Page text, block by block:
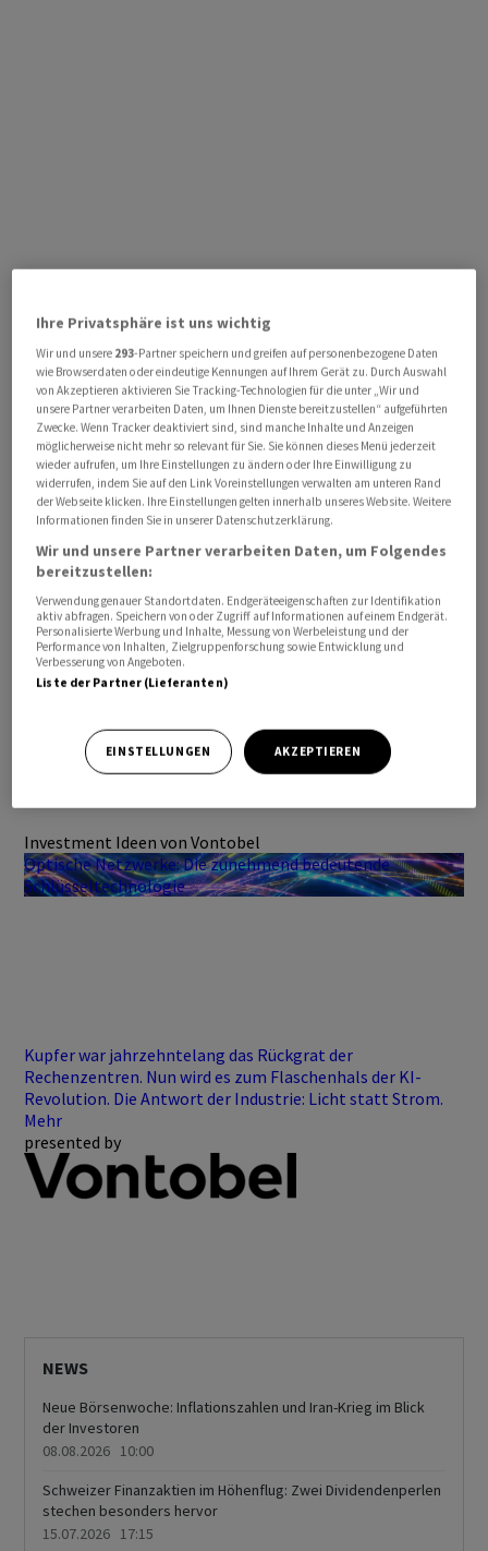
Investment Ideen von Vontobel
Optische Netzwerke: Die zunehmend bedeutende
Schlüsseltechnologie
Kupfer war jahrzehntelang das Rückgrat der
Rechenzentren. Nun wird es zum Flaschenhals der KI-
Revolution. Die Antwort der Industrie: Licht statt Strom.
Mehr
presented by
NEWS
Neue Börsenwoche: Inflationszahlen und Iran-Krieg im Blick
der Investoren
08.08.2026 10:00
Schweizer Finanzaktien im Höhenflug: Zwei Dividendenperlen
stechen besonders hervor
15.07.2026 17:15
Ihre Privatsphäre ist uns wichtig
Wir und unsere 293-Partner speichern und greifen auf personenbezogene Daten
wie Browserdaten oder eindeutige Kennungen auf Ihrem Gerät zu. Durch Auswahl
von Akzeptieren aktivieren Sie Tracking-Technologien für die unter „Wir und
unsere Partner verarbeiten Daten, um Ihnen Dienste bereitzustellen“ aufgeführten
Zwecke. Wenn Tracker deaktiviert sind, sind manche Inhalte und Anzeigen
möglicherweise nicht mehr so relevant für Sie. Sie können dieses Menü jederzeit
wieder aufrufen, um Ihre Einstellungen zu ändern oder Ihre Einwilligung zu
widerrufen, indem Sie auf den Link Voreinstellungen verwalten am unteren Rand
der Webseite klicken. Ihre Einstellungen gelten innerhalb unseres Website. Weitere
Informationen finden Sie in unserer Datenschutzerklärung.
Wir und unsere Partner verarbeiten Daten, um Folgendes
bereitzustellen:
Verwendung genauer Standortdaten. Endgeräteeigenschaften zur Identifikation
aktiv abfragen. Speichern von oder Zugriff auf Informationen auf einem Endgerät.
Personalisierte Werbung und Inhalte, Messung von Werbeleistung und der
Performance von Inhalten, Zielgruppenforschung sowie Entwicklung und
Verbesserung von Angeboten.
Liste der Partner (Lieferanten)
EINSTELLUNGEN AKZEPTIEREN